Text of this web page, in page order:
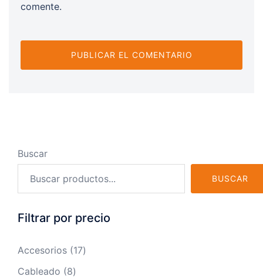
comente.
Buscar
BUSCAR
Filtrar por precio
Accesorios 1717
Cableado 88